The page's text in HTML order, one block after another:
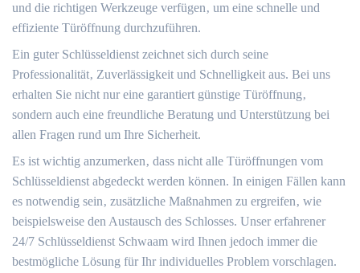
und die richtigen Werkzeuge verfügen‚ um eine schnelle und
effiziente Türöffnung durchzuführen.
Ein guter Schlüsseldienst zeichnet sich durch seine
Professionalität‚ Zuverlässigkeit und Schnelligkeit aus.​ Bei uns
erhalten Sie nicht nur eine garantiert günstige Türöffnung‚
sondern auch eine freundliche Beratung und Unterstützung bei
allen Fragen rund um Ihre Sicherheit.​
Es ist wichtig anzumerken‚ dass nicht alle Türöffnungen vom
Schlüsseldienst abgedeckt werden können.​ In einigen Fällen kann
es notwendig sein‚ zusätzliche Maßnahmen zu ergreifen‚ wie
beispielsweise den Austausch des Schlosses.​ Unser erfahrener
24/7 Schlüsseldienst Schwaam wird Ihnen jedoch immer die
bestmögliche Lösung für Ihr individuelles Problem vorschlagen.​